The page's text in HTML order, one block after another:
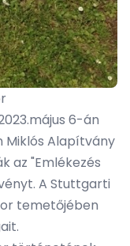
6-án
Miklós Alapítvány
az "Emlékezés
A Stuttgarti
temetőjében